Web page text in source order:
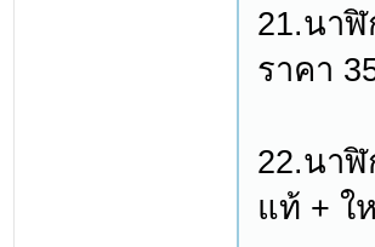
21.นา
ราคา
22.นาฬิ
แท้ + ใ